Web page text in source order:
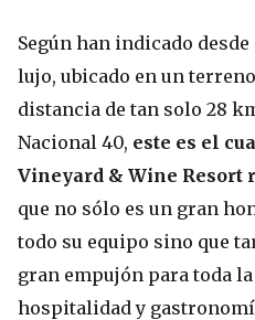
Según han indicado
lujo, ubicado en un
distancia de tan solo 28
Nacional 40, este es el
Vineyard & Wine Resort
que no sólo es un gran
todo su equipo sino que
gran empujón para toda
hospitalidad y